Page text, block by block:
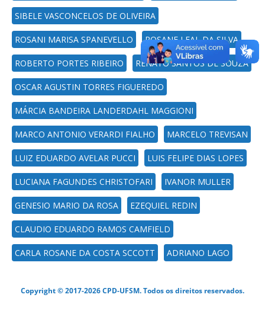
SIBELE VASCONCELOS DE OLIVEIRA
ROSANI MARISA SPANEVELLO ROSANE LEAL DA SILVA
ROBERTO PORTES RIBEIRO RENATO SANTOS DE SOUZA
OSCAR AGUSTIN TORRES FIGUEREDO
MÁRCIA BANDEIRA LANDERDAHL MAGGIONI
MARCO ANTONIO VERARDI FIALHO MARCELO TREVISAN
LUIZ EDUARDO AVELAR PUCCI LUIS FELIPE DIAS LOPES
LUCIANA FAGUNDES CHRISTOFARI IVANOR MULLER
GENESIO MARIO DA ROSA EZEQUIEL REDIN
CLAUDIO EDUARDO RAMOS CAMFIELD
CARLA ROSANE DA COSTA SCCOTT ADRIANO LAGO
Copyright © 2017-2026 CPD-UFSM. Todos os direitos reservados.